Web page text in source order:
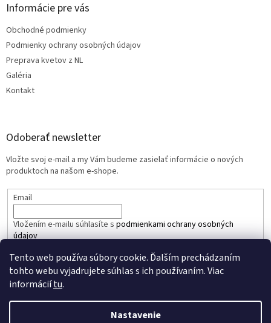
Tento web používa súbory cookie. Ďalším prechádzaním
tohto webu vyjadrujete súhlas s ich používaním. Viac
informáciítu.
Nastavenie
Informácie pre vás
Obchodné podmienky
Podmienky ochrany osobných údajov
Preprava kvetov z NL
Galéria
Kontakt
Odoberať newsletter
Vložte svoj e-mail a my Vám budeme zasielať informácie o nových
produktoch na našom e-shope.
Email
Vložením e-mailu súhlasíte s podmienkami ochrany osobných
údajov
PRIHLÁSIŤ SA
Vytvoril Shoptet